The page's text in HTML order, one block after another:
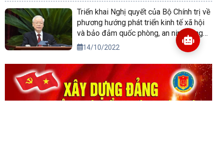
Triển khai Nghị quyết của Bộ Chính trị về
phương hướng phát triển kinh tế xã hội
và bảo đảm quốc phòng, an ninh vùng
Tây Nguyên đến năm 2030, tầm nhìn
14/10/2022